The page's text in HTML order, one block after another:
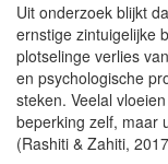
Uit onderzoek blijkt
ernstige zintuigelijke
plotselinge verlies
en psychologische
steken. Veelal
beperking zelf, maar
(Rashiti & Zahiti,